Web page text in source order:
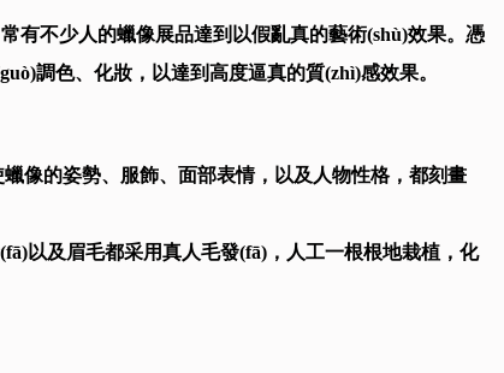
常有不少人的蠟像展品達到以假亂真的藝術(shù)效果。憑
調色、化妝，以達到高度逼真的質(zhì)感效果。
姿勢、服飾、面部表情，以及人物性格，都刻畫
及眉毛都采用真人毛發(fā)，人工一根根地栽植，化